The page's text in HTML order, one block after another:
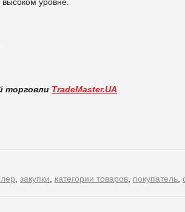
торговли TradeMaster.UA
закупки категории товаров покупатель